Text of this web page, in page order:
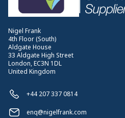
Nigel Frank
4th Floor (South)
Aldgate House
33 Aldgate High Street
London, EC3N 1DL
United Kingdom
+44 207 337 0814
enq@nigelfrank.com